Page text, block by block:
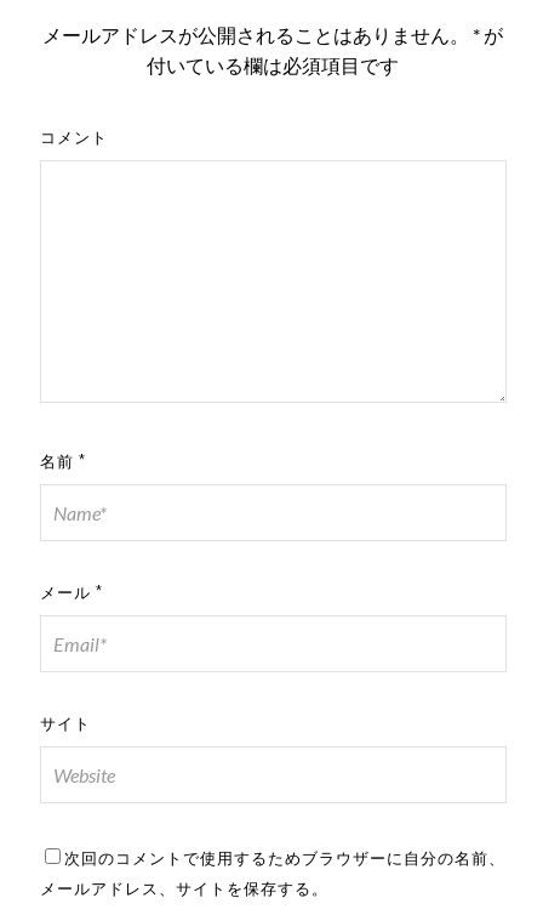
メールアドレスが公開されることはありません。 * が
付いている欄は必須項目です
コメント
名前 *
メール *
サイト
次回のコメントで使用するためブラウザーに自分の名前、
メールアドレス、サイトを保存する。